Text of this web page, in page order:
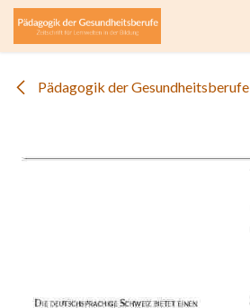
Zum Inhalt springen
Pädagogik der Gesundheitsberufe